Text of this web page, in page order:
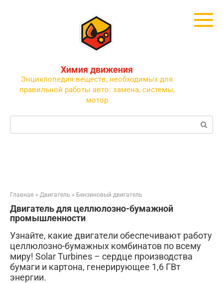
Химия движения
Энциклопедия веществ, необходимых для
правильной работы авто: замена, системы,
мотор
Поиск:
Главная » Двигатель » Бензиновый двигатель
Двигатель для целлюлозно-бумажной
промышленности
Узнайте, какие двигатели обеспечивают работу
целлюлозно-бумажных комбинатов по всему
миру! Solar Turbines – сердце производства
бумаги и картона, генерирующее 1,6 ГВт
энергии.